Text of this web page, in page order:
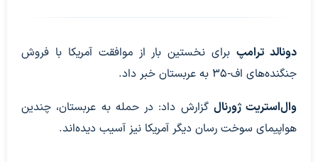
دونالد ترامپبرای نخستین بار از موافقت آمریکا با فروش
جنگنده‌های اف‑۳۵ به عربستان خبر داد.
وال‌استریت ژورنال گزارش داد: در حمله به عربستان، چندین
هواپیمای سوخت رسان دیگر آمریکا نیز آسیب دیده‌اند.